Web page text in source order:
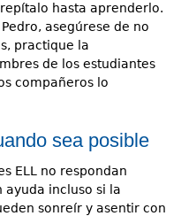
hasta aprenderlo.
asegúrese de no
practique la
de los estudiantes
compañeros lo
sea posible
ELL no respondan
incluso si la
sonreír y asentir con